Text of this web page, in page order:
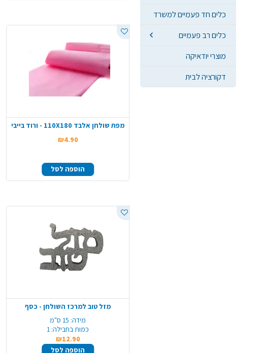
כלים חד פעמיים למשרד
כלים רב פעמיים
מוצרי יודאיקה
דקורציה לבית
מפת שולחן אלבד 110X180 - ורוד בייבי
₪4.90
הוספה לסל
מזל טוב למרכז השולחן - כסף
מידה: 15 ס"מ
כמות בחבילה: 1
₪12.90
הוספה לסל